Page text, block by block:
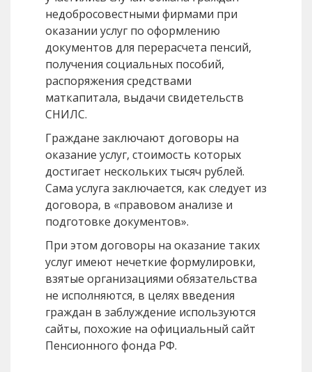
недобросовестными фирмами при
оказании услуг по оформлению
документов для перерасчета пенсий,
получения социальных пособий,
распоряжения средствами
маткапитала, выдачи свидетельств
СНИЛС.
Граждане заключают договоры на
оказание услуг, стоимость которых
достигает нескольких тысяч рублей.
Сама услуга заключается, как следует из
договора, в «правовом анализе и
подготовке документов».
При этом договоры на оказание таких
услуг имеют нечеткие формулировки,
взятые организациями обязательства
не исполняются, в целях введения
граждан в заблуждение используются
сайты, похожие на официальный сайт
Пенсионного фонда РФ.